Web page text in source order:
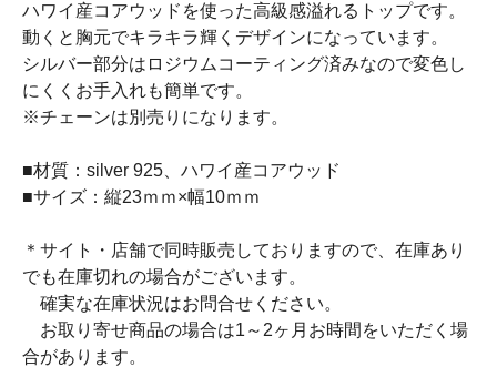
ハワイ産コアウッドを使った高級感溢れるトップです。
動くと胸元でキラキラ輝くデザインになっています。
シルバー部分はロジウムコーティング済みなので変色し
にくくお手入れも簡単です。
※チェーンは別売りになります。
■材質：silver 925、ハワイ産コアウッド
■サイズ：縦23ｍｍ×幅10ｍｍ
＊サイト・店舗で同時販売しておりますので、在庫あり
でも在庫切れの場合がございます。
確実な在庫状況はお問合せください。
お取り寄せ商品の場合は1～2ヶ月お時間をいただく場
合があります。